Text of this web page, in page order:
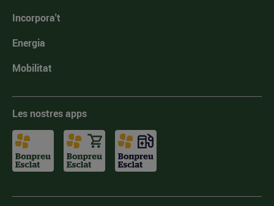
Incorpora't
Energia
Mobilitat
Les nostres apps